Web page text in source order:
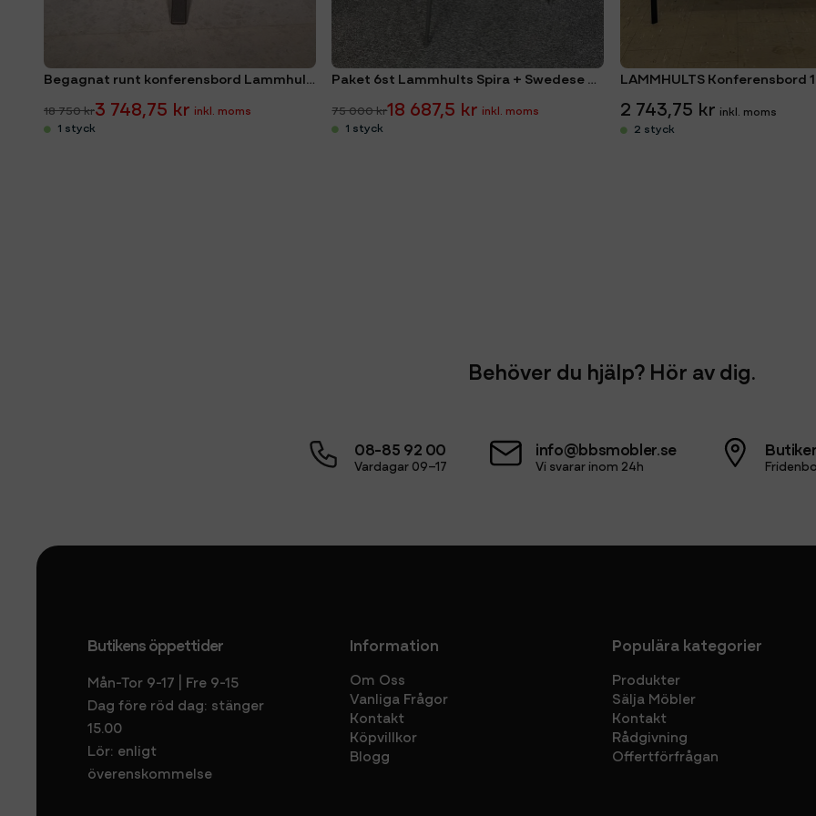
Begagnat runt konferensbord Lammhults Ø120 cm
18 750 kr3 748,75 kr
1 styck
Paket 6st Lammhults Spira + Swedese Konferensbord 200x90
75 000 kr18 687,5 kr
1 styck
LAMMHULTS Konferensbord
2 743,75 kr
2 styck
Behöver du hjälp? Hör av dig.
08-85 92 00
Vardagar 09–17
info@bbsmobler.se
Vi svarar inom 24h
Butikens öppettider
Mån-Tor 9-17 | Fre 9-15
Dag före röd dag: stänger
15.00
Lör: enligt
överenskommelse
Information
Om Oss
Vanliga Frågor
Kontakt
Köpvillkor
Blogg
Populära kategorier
Produkter
Sälja Möbler
Kontakt
Rådgivning
Offertförfrågan